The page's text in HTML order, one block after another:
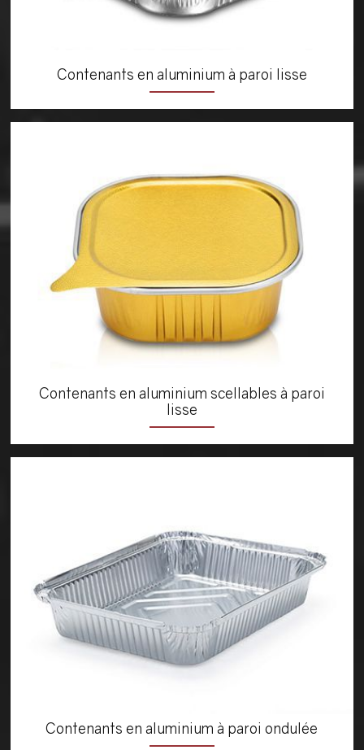
Contenants en aluminium à paroi lisse
Contenants en aluminium scellables à paroi
lisse
Contenants en aluminium à paroi ondulée